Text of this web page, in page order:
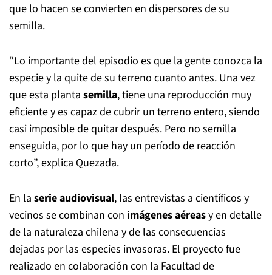
que lo hacen se convierten en dispersores de su
semilla.
“Lo importante del episodio es que la gente conozca la
especie y la quite de su terreno cuanto antes. Una vez
que esta planta semilla, tiene una reproducción muy
eficiente y es capaz de cubrir un terreno entero, siendo
casi imposible de quitar después. Pero no semilla
enseguida, por lo que hay un período de reacción
corto”, explica Quezada.
En la serie audiovisual, las entrevistas a científicos y
vecinos se combinan con imágenes aéreasy en detalle
de la naturaleza chilena y de las consecuencias
dejadas por las especies invasoras. El proyecto fue
realizado en colaboración con la Facultad de